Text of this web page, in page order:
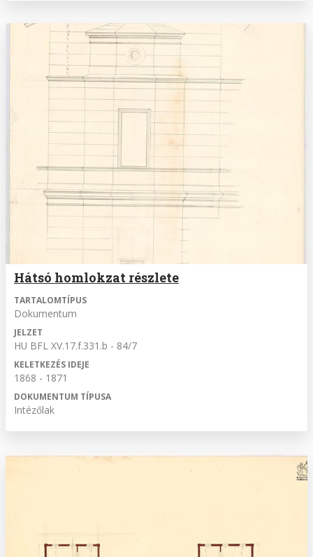
Hátsó homlokzat részlete
TARTALOMTÍPUS
Dokumentum
JELZET
HU BFL XV.17.f.331.b - 84/7
KELETKEZÉS IDEJE
1868 - 1871
DOKUMENTUM TÍPUSA
Intézőlak